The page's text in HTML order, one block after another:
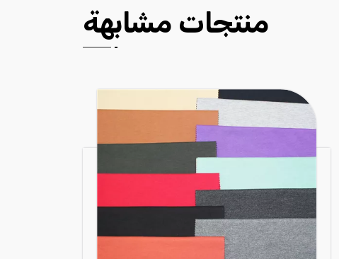
منتجات مشابهة